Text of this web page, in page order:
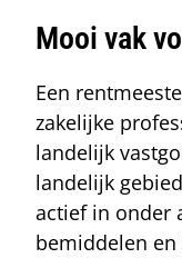
Mooi vak
Een
zakelijke
landelijk
landelijk
actief in onder
bemiddelen en